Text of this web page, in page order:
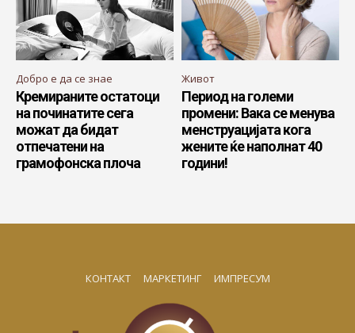
Добро е да се знае
Кремираните остатоци
на починатите сега
можат да бидат
отпечатени на
грамофонска плоча
Живот
Период на големи
промени: Вака се менува
менструацијата кога
жените ќе наполнат 40
години!
КОНТАКТ МАРКЕТИНГ ИМПРЕСУМ